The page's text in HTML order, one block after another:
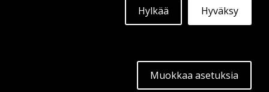
Hyväksy
Hylkää
Muokkaa asetuksia